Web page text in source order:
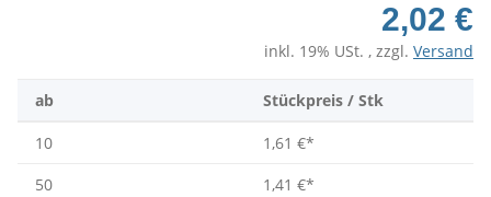
2,02 €
inkl. 19% USt. , zzgl. Versand
ab Stückpreis / Stk
10 1,61 €*
50
1,41 €*